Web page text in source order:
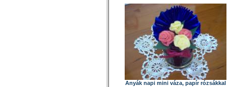
Anyák napi mini váza, papír rózsákkal